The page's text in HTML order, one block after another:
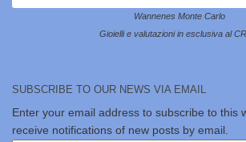
Wannenes Monte Carlo
Gioielli e valutazioni in esclusiva al
SUBSCRIBE TO OUR NEWS VIA EMAIL
Enter your email address to subscribe to this
receive notifications of new posts by email.